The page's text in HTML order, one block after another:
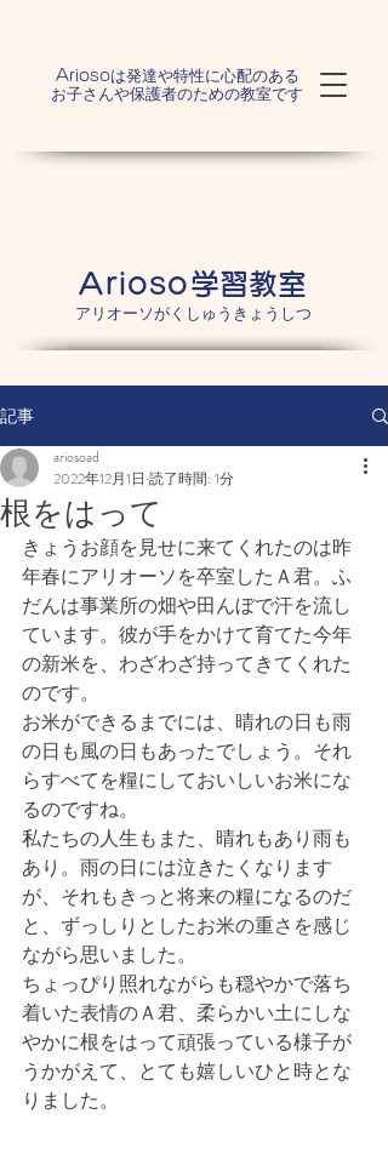
Ariosoは発達や特性に心配のある
お子さんや保護者のための教室です
Arioso学習教室
アリオーソがくしゅうきょうしつ
記事
根をはって
ariosoad
2022年12月1日 読了時間: 1分
きょうお顔を見せに来てくれたのは昨
年春にアリオーソを卒室したＡ君。ふ
だんは事業所の畑や田んぼで汗を流し
ています。彼が手をかけて育てた今年
の新米を、わざわざ持ってきてくれた
のです。
お米ができるまでには、晴れの日も雨
の日も風の日もあったでしょう。それ
らすべてを糧にしておいしいお米にな
るのですね。
私たちの人生もまた、晴れもあり雨も
あり。雨の日には泣きたくなります
が、それもきっと将来の糧になるのだ
と、ずっしりとしたお米の重さを感じ
ながら思いました。
ちょっぴり照れながらも穏やかで落ち
着いた表情のＡ君、柔らかい土にしな
やかに根をはって頑張っている様子が
うかがえて、とても嬉しいひと時とな
りました。